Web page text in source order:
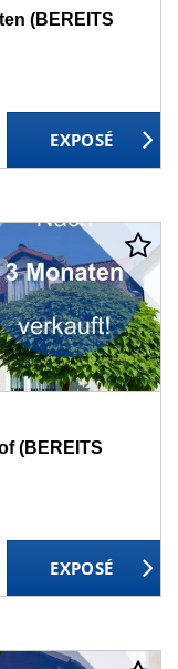
(BEREITS
(BEREITS